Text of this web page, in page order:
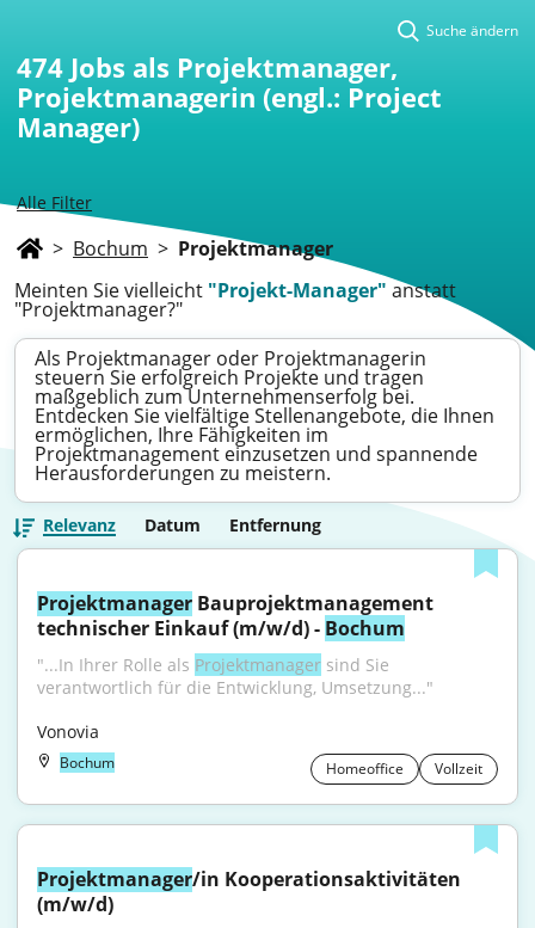
Alle Filter
Suche ändern
474 Jobs als Projektmanager,
Projektmanagerin (engl.: Project
Manager)
> Bochum > Projektmanager
Meinten Sie vielleicht "Projekt-Manager" anstatt
"Projektmanager?"
Als Projektmanager oder Projektmanagerin
steuern Sie erfolgreich Projekte und tragen
maßgeblich zum Unternehmenserfolg bei.
Entdecken Sie vielfältige Stellenangebote, die Ihnen
ermöglichen, Ihre Fähigkeiten im
Projektmanagement einzusetzen und spannende
Herausforderungen zu meistern.
Relevanz Datum Entfernung
Projektmanager Bauprojektmanagement
technischer Einkauf (m/w/d) - Bochum
"...In Ihrer Rolle als Projektmanager sind Sie
verantwortlich für die Entwicklung, Umsetzung..."
Vonovia
Bochum Homeoffice Vollzeit
Projektmanager/in Kooperationsaktivitäten
(m/w/d)